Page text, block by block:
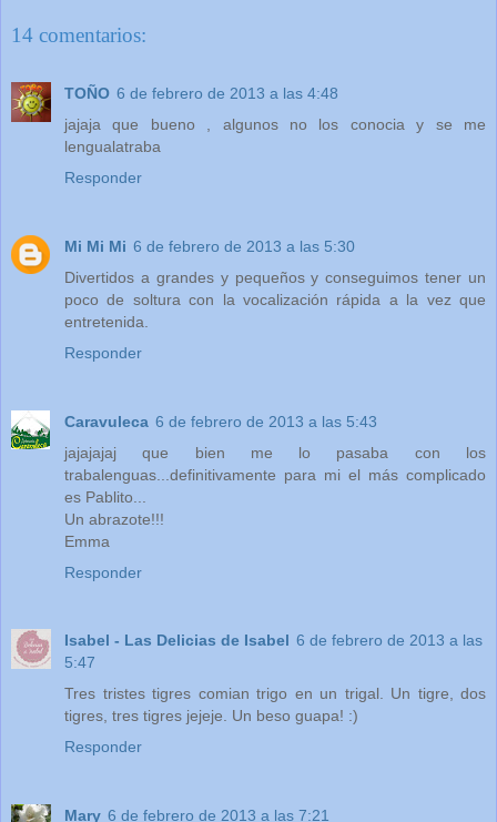
14 comentarios:
TOÑO 6 de febrero de 2013 a las 4:48
jajaja que bueno , algunos no los conocia y se me
lengualatraba
Responder
Mi Mi Mi 6 de febrero de 2013 a las 5:30
Divertidos a grandes y pequeños y conseguimos tener un
poco de soltura con la vocalización rápida a la vez que
entretenida.
Responder
Caravuleca 6 de febrero de 2013 a las 5:43
jajajajaj que bien me lo pasaba con los
trabalenguas...definitivamente para mi el más complicado
es Pablito...
Un abrazote!!!
Emma
Responder
Isabel - Las Delicias de Isabel 6 de febrero de 2013 a las
5:47
Tres tristes tigres comian trigo en un trigal. Un tigre, dos
tigres, tres tigres jejeje. Un beso guapa! :)
Responder
Mary 6 de febrero de 2013 a las 7:21